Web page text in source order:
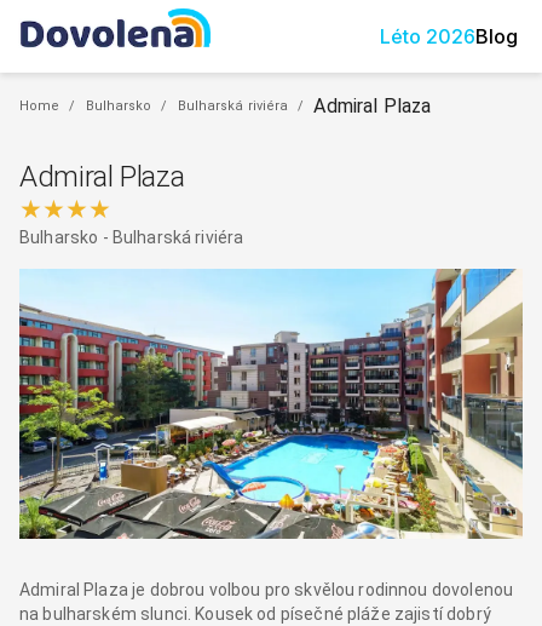
Léto 2026Blog
Home / Bulharsko / Bulharská riviéra / Admiral Plaza
Admiral Plaza
★★★★
Bulharsko - Bulharská riviéra
Admiral Plaza je dobrou volbou pro skvělou rodinnou dovolenou
na bulharském slunci. Kousek od písečné pláže zajistí dobrý